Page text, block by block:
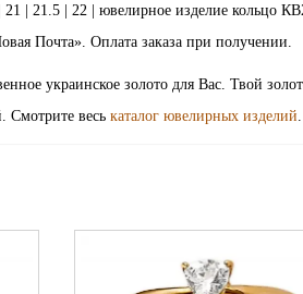
21 | 21.5 | 22 | ювелирное изделие кольцо
Почта». Оплата заказа при получении.
украинское золото для Вас. Твой
Смотрите весь каталог ювелирных изделий.